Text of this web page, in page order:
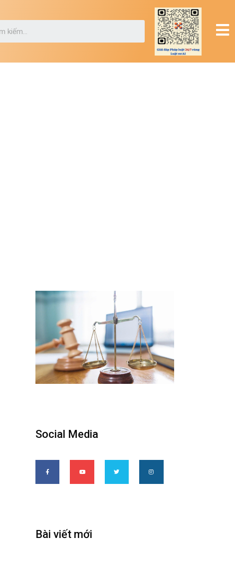
Social Media
Bài viết mới